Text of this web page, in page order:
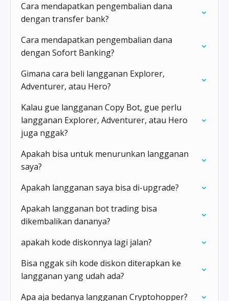
Cara mendapatkan pengembalian dana
dengan transfer bank?
Cara mendapatkan pengembalian dana
dengan Sofort Banking?
Gimana cara beli langganan Explorer,
Adventurer, atau Hero?
Kalau gue langganan Copy Bot, gue perlu
langganan Explorer, Adventurer, atau Hero
juga nggak?
Apakah bisa untuk menurunkan langganan
saya?
Apakah langganan saya bisa di-upgrade?
Apakah langganan bot trading bisa
dikembalikan dananya?
apakah kode diskonnya lagi jalan?
Bisa nggak sih kode diskon diterapkan ke
langganan yang udah ada?
Apa aja bedanya langganan Cryptohopper?